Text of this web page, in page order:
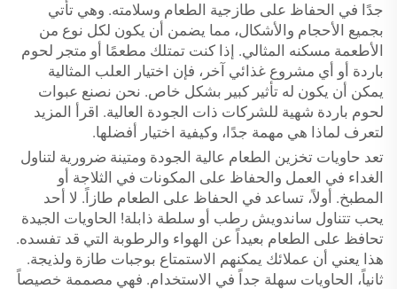
جدًا في الحفاظ على طازجية الطعام وسلامته. وهي تأتي
بجميع الأحجام والأشكال، مما يضمن أن يكون لكل نوع من
الأطعمة مسكنه المثالي. إذا كنت تمتلك مطعمًا أو متجر لحوم
باردة أو أي مشروع غذائي آخر، فإن اختيار العلب المثالية
يمكن أن يكون له تأثير كبير بشكل خاص. نحن نصنع عبوات
لحوم باردة شهية للشركات ذات الجودة العالية. اقرأ المزيد
لتعرف لماذا هي مهمة جدًا، وكيفية اختيار أفضلها.
تعد حاويات تخزين الطعام عالية الجودة ومتينة ضرورية لتناول
الغداء في العمل والحفاظ على المكونات في الثلاجة أو
المطبخ. أولاً، تساعد في الحفاظ على الطعام طازاً. لا أحد
يحب تتناول ساندويش رطب أو سلطة ذابلة! الحاويات الجيدة
تحافظ على الطعام بعيداً عن الهواء والرطوبة التي قد تفسده.
هذا يعني أن عملائك يمكنهم الاستمتاع بوجبات طازة ولذيجة.
ثانياً، الحاويات سهلة جداً في الاستخدام. فهي مصممة خصيصاً